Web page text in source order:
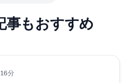
事もおすすめ
分